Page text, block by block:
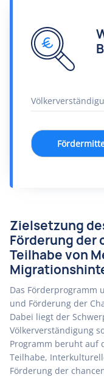
Zielsetzung
Förderung der
Teilhabe von
Das Förderprogramm
und Förderung der
Dabei liegt der
Völkerverständigung
Programm beruht auf
Teilhabe,
Förderung der